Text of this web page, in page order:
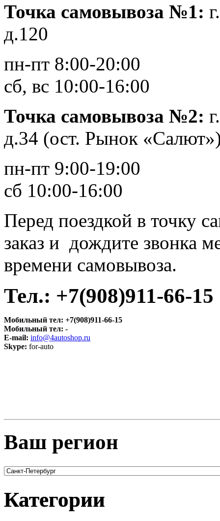
Точка самовывоза №1:
д.120
пн-пт 8:00-20:00
сб, вс 10:00-16:00
Точка самовывоза №2:
д.34 (ост. Рынок
пн-пт 9:00-19:00
сб 10:00-16:00
Перед поездкой в точку
заказ и дождите звонка
времени самовывоза.
Тел.: +7(908)911-66-15
Мобильный тел: +7(908)911-66-15
Мобильный тел: -
E-mail: info@4autoshop.ru
Skype: for-auto
Ваш регион
Категории